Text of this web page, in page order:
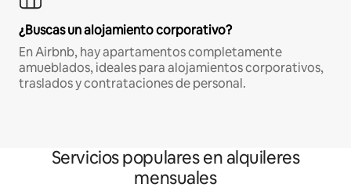
¿Buscas un alojamiento corporativo?
En Airbnb, hay apartamentos completamente
amueblados, ideales para alojamientos corporativos,
traslados y contrataciones de personal.
Servicios populares en alquileres
mensuales